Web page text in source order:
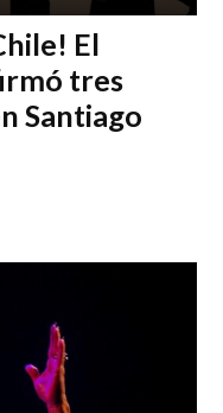
El
tres
Santiago